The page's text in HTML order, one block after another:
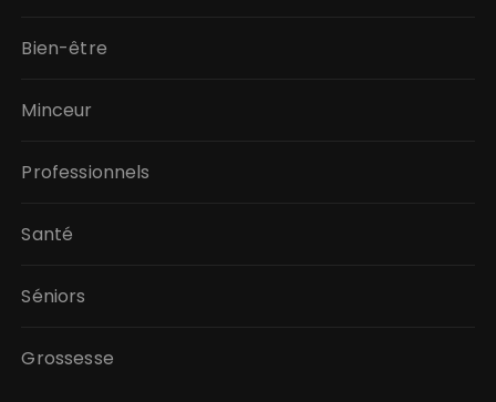
Bien-être
Minceur
Professionnels
Santé
Séniors
Grossesse